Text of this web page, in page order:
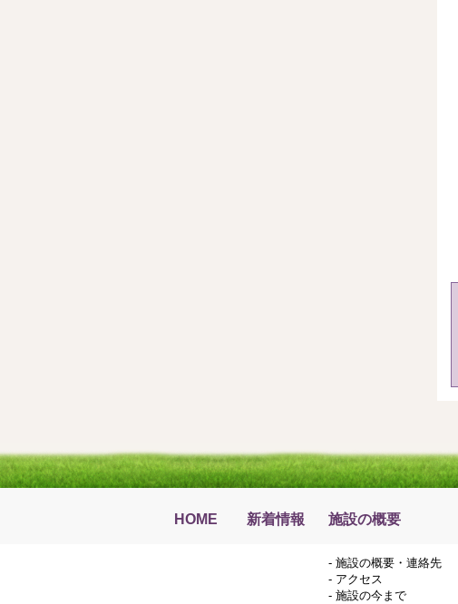
HOME 新着情報 施設の概要
- 施設の概要・連絡先
- アクセス
- 施設の今まで